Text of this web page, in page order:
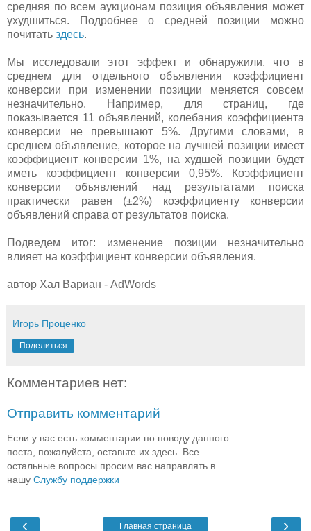
средняя по всем аукционам позиция объявления может
ухудшиться. Подробнее о средней позиции можно
почитать здесь.
Мы исследовали этот эффект и обнаружили, что в
среднем для отдельного объявления коэффициент
конверсии при изменении позиции меняется совсем
незначительно. Например, для страниц, где
показывается 11 объявлений, колебания коэффициента
конверсии не превышают 5%. Другими словами, в
среднем объявление, которое на лучшей позиции имеет
коэффициент конверсии 1%, на худшей позиции будет
иметь коэффициент конверсии 0,95%. Коэффициент
конверсии объявлений над результатами поиска
практически равен (±2%) коэффициенту конверсии
объявлений справа от результатов поиска.
Подведем итог: изменение позиции незначительно
влияет на коэффициент конверсии объявления.
автор Хал Вариан - AdWords
Игорь Проценко
Поделиться
Комментариев нет:
Отправить комментарий
Если у вас есть комментарии по поводу данного
поста, пожалуйста, оставьте их здесь. Все
остальные вопросы просим вас направлять в
нашу Службу поддержки
‹ ›
Главная страница